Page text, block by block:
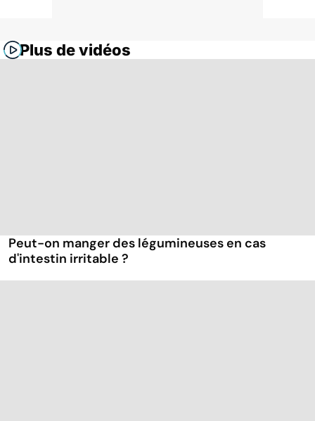
Plus de vidéos
Peut-on manger des légumineuses en cas
d'intestin irritable ?